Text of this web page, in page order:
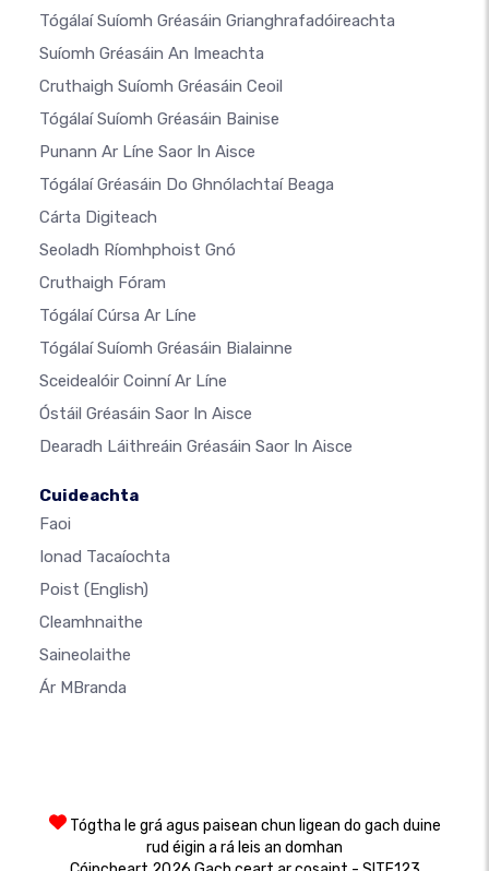
Tógálaí Suíomh Gréasáin Grianghrafadóireachta
Suíomh Gréasáin An Imeachta
Cruthaigh Suíomh Gréasáin Ceoil
Tógálaí Suíomh Gréasáin Bainise
Punann Ar Líne Saor In Aisce
Tógálaí Gréasáin Do Ghnólachtaí Beaga
Cárta Digiteach
Seoladh Ríomhphoist Gnó
Cruthaigh Fóram
Tógálaí Cúrsa Ar Líne
Tógálaí Suíomh Gréasáin Bialainne
Sceidealóir Coinní Ar Líne
Óstáil Gréasáin Saor In Aisce
Dearadh Láithreáin Gréasáin Saor In Aisce
Cuideachta
Faoi
Ionad Tacaíochta
Poist (English)
Cleamhnaithe
Saineolaithe
Ár MBranda
Tógtha le grá agus paisean chun ligean do gach duine
rud éigin a rá leis an domhan